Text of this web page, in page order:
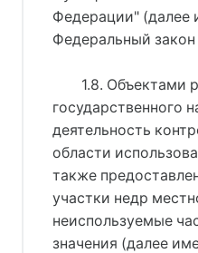
Федерации" (далее
Федеральный
1.8. Объектами
государственного
деятельность
области
также
участки недр
неиспользуемые
значения (далее